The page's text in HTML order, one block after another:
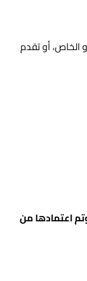
الخاص، أو تقدم
اعتمادها من